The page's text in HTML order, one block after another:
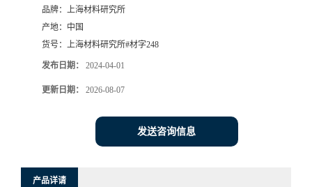
品牌： 上海材料研究所
产地： 中国
货号： 上海材料研究所#材字248
发布日期： 2024-04-01
更新日期： 2026-08-07
发送咨询信息
产品详请